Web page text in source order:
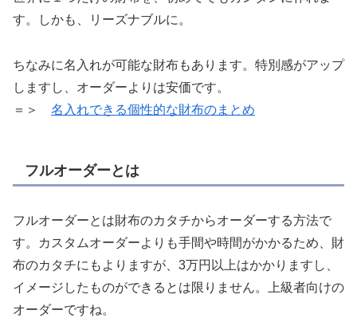
す。しかも、リーズナブルに。
ちなみに名入れが可能な財布もあります。特別感がアップ
しますし、オーダーよりは安価です。
＝＞ 名入れできる個性的な財布のまとめ
フルオーダーとは
フルオーダーとは財布のカタチからオーダーする方法で
す。カスタムオーダーよりも手間や時間がかかるため、財
布のカタチにもよりますが、3万円以上はかかりますし、
イメージしたものができるとは限りません。上級者向けの
オーダーですね。